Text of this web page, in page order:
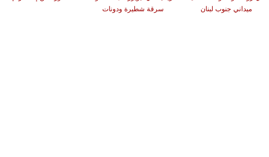
سرقة شطيرة ودونات
ميداني جنوب لبنان